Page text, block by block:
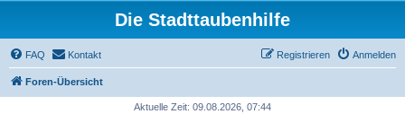
Die Stadttaubenhilfe
FAQ Kontakt Anmelden
Registrieren
Foren-Übersicht
Aktuelle Zeit: 09.08.2026, 07:44